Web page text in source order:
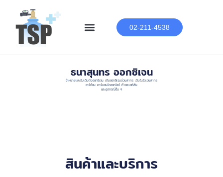
02-211-4538
ธนาสุนทร ออกซิเจน
จำหน่ายและรับเติมถังออกซิเจน เติมออกซิเจนด่วนสาทร เติมไนโตเจนสาทร
อาร์ก้อน คาร์บอนไดออกไซด์ ก๊าซอะเซทิลีน
และอุปกรณ์อื่น ๆ
สินค้าและบริการ